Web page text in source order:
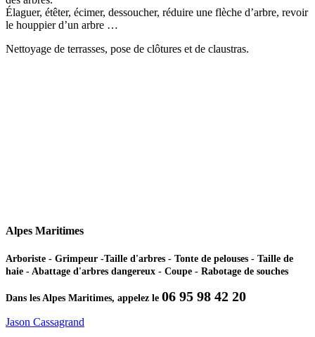
Élaguer, étêter, écimer, dessoucher, réduire une flèche d’arbre, revoir
le houppier d’un arbre …
Nettoyage de terrasses, pose de clôtures et de claustras.
Alpes Maritimes
Arboriste - Grimpeur -Taille d'arbres - Tonte de pelouses - Taille de
haie - Abattage d'arbres dangereux - Coupe - Rabotage de souches
Dans les Alpes Maritimes, appelez le 06 95 98 42 20
Jason Cassagrand